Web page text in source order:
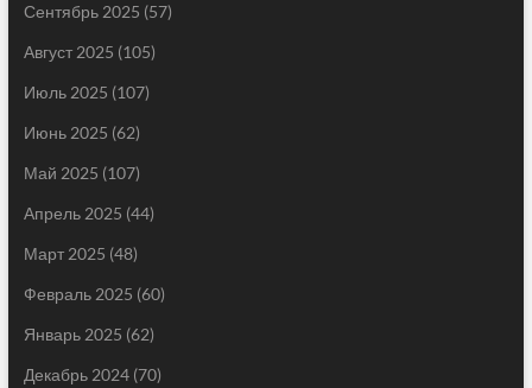
Сентябрь 2025 (57)
Август 2025 (105)
Июль 2025 (107)
Июнь 2025 (62)
Май 2025 (107)
Апрель 2025 (44)
Март 2025 (48)
Февраль 2025 (60)
Январь 2025 (62)
Декабрь 2024(70)